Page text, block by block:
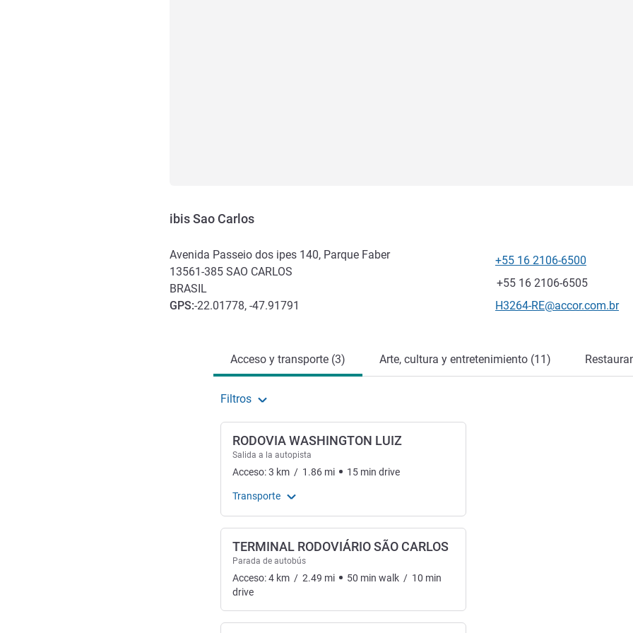
ibis Sao Carlos
Avenida Passeio dos ipes 140, Parque Faber
13561-385 SAO CARLOS
BRASIL
GPS:-22.01778, -47.91791
Teléfono
+55 16 2106-6500
Fax
+55 16 2106-6505
Correo electrónico de
H3264-RE@accor.com.br
Acceso y transporte (3) Arte, cultura y entretenimiento (11)
Filtros
RODOVIA WASHINGTON LUIZ
Salida a la autopista
Acceso:3 km / 1.86 mi 15 min drive
Transporte
TERMINAL RODOVIÁRIO SÃO CARLOS
Parada de autobús
Acceso:4 km / 2.49 mi 50 min walk / 10 min
drive